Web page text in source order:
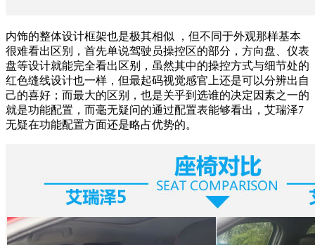
内饰的整体设计框架也是极其相似 ，但不同于外观那样基本
很难看出区别，首先单说驾驶员操控区的部分，方向盘、仪表
盘等设计就能完全看出区别，虽然其中的操控方式与细节处的
红色缝线设计也一样，但最起码视觉感官上还是可以分辨出自
己的喜好；而最大的区别，也是关乎到选谁的决定因素之一的
就是功能配置，而毫无疑问的通过配置表能够看出，艾瑞泽7
无疑在功能配置方面还是略占优势的。